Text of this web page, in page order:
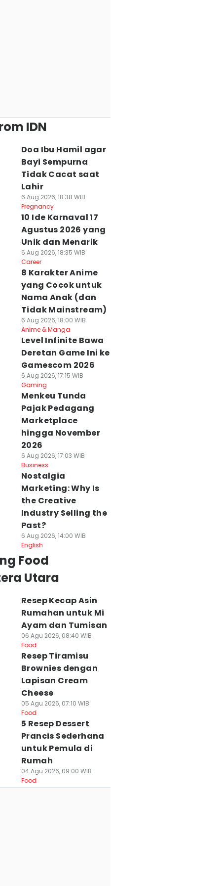
IDN
Doa Ibu Hamil agar
Bayi Sempurna
Tidak Cacat saat
Lahir
6 Aug 2026, 18:38 WIB
Pregnancy
10 Ide Karnaval 17
Agustus 2026 yang
Unik dan Menarik
6 Aug 2026, 18:35 WIB
Career
8 Karakter Anime
yang Cocok untuk
Nama Anak (dan
Tidak Mainstream)
6 Aug 2026, 18:00 WIB
Anime & Manga
Level Infinite Bawa
Deretan Game Ini ke
Gamescom 2026
6 Aug 2026, 17:15 WIB
Gaming
Menkeu Tunda
Pajak Pedagang
Marketplace
hingga November
2026
6 Aug 2026, 17:03 WIB
Business
Nostalgia
Marketing: Why Is
the Creative
Industry Selling the
Past?
6 Aug 2026, 14:00 WIB
English
Food
Utara
Resep Kecap Asin
Rumahan untuk Mi
Ayam dan Tumisan
06 Agu 2026, 08:40 WIB
Food
Resep Tiramisu
Brownies dengan
Lapisan Cream
Cheese
05 Agu 2026, 07:10 WIB
Food
5 Resep Dessert
Prancis Sederhana
untuk Pemula di
Rumah
04 Agu 2026, 09:00 WIB
Food